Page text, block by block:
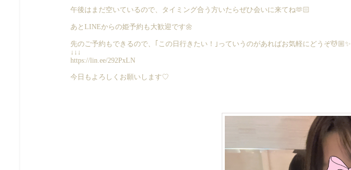
午後はまだ空いているので、タイミング合う方いたらぜひ会いに来てね🫶🏻
あとLINEからの姫予約も大歓迎です🌼
先のご予約もできるので、｢この日行きたい！｣っていうのがあればお気軽にどうぞ💆🏼✨️
↓↓↓
https://lin.ee/292PxLN
今日もよろしくお願いします♡